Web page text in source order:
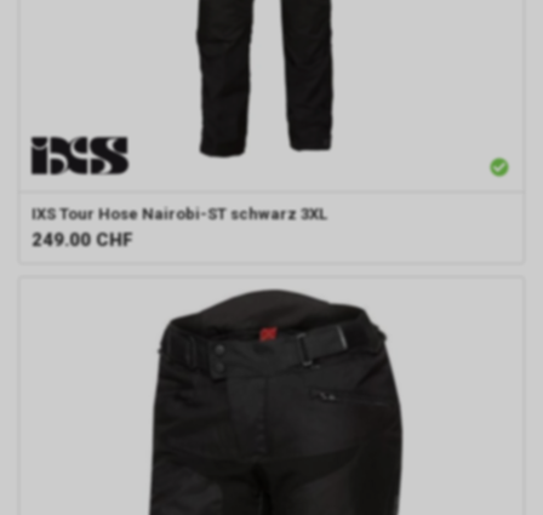
IXS Tour Hose Nairobi-ST schwarz 3XL
249.00 CHF